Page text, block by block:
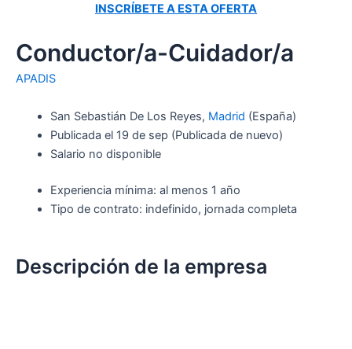
INSCRÍBETE A ESTA OFERTA
Conductor/a-Cuidador/a
APADIS
San Sebastián De Los Reyes, Madrid (España)
Publicada el 19 de sep (Publicada de nuevo)
Salario no disponible
Experiencia mínima: al menos 1 año
Tipo de contrato: indefinido, jornada completa
Descripción de la empresa